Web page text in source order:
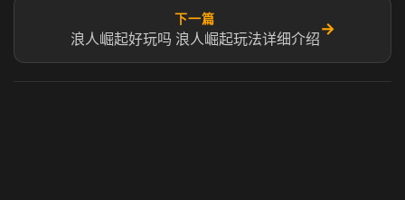
下一篇
浪人崛起好玩吗 浪人崛起玩法详细介绍
→